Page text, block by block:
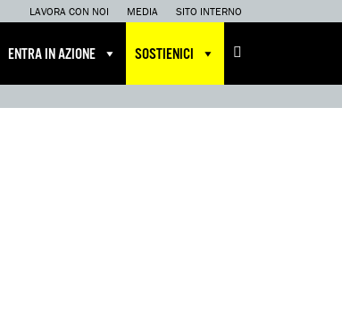
LAVORA CON NOI MEDIA SITO INTERNO
ENTRA IN AZIONE SOSTIENICI